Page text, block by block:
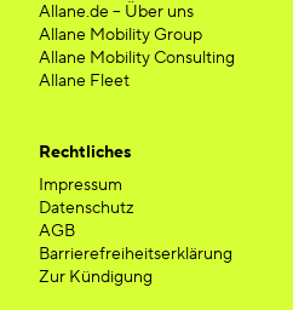
Allane.de – Über uns
Allane Mobility Group
Allane Mobility Consulting
Allane Fleet
Rechtliches
Impressum
Datenschutz
AGB
Barrierefreiheitserklärung
Zur Kündigung